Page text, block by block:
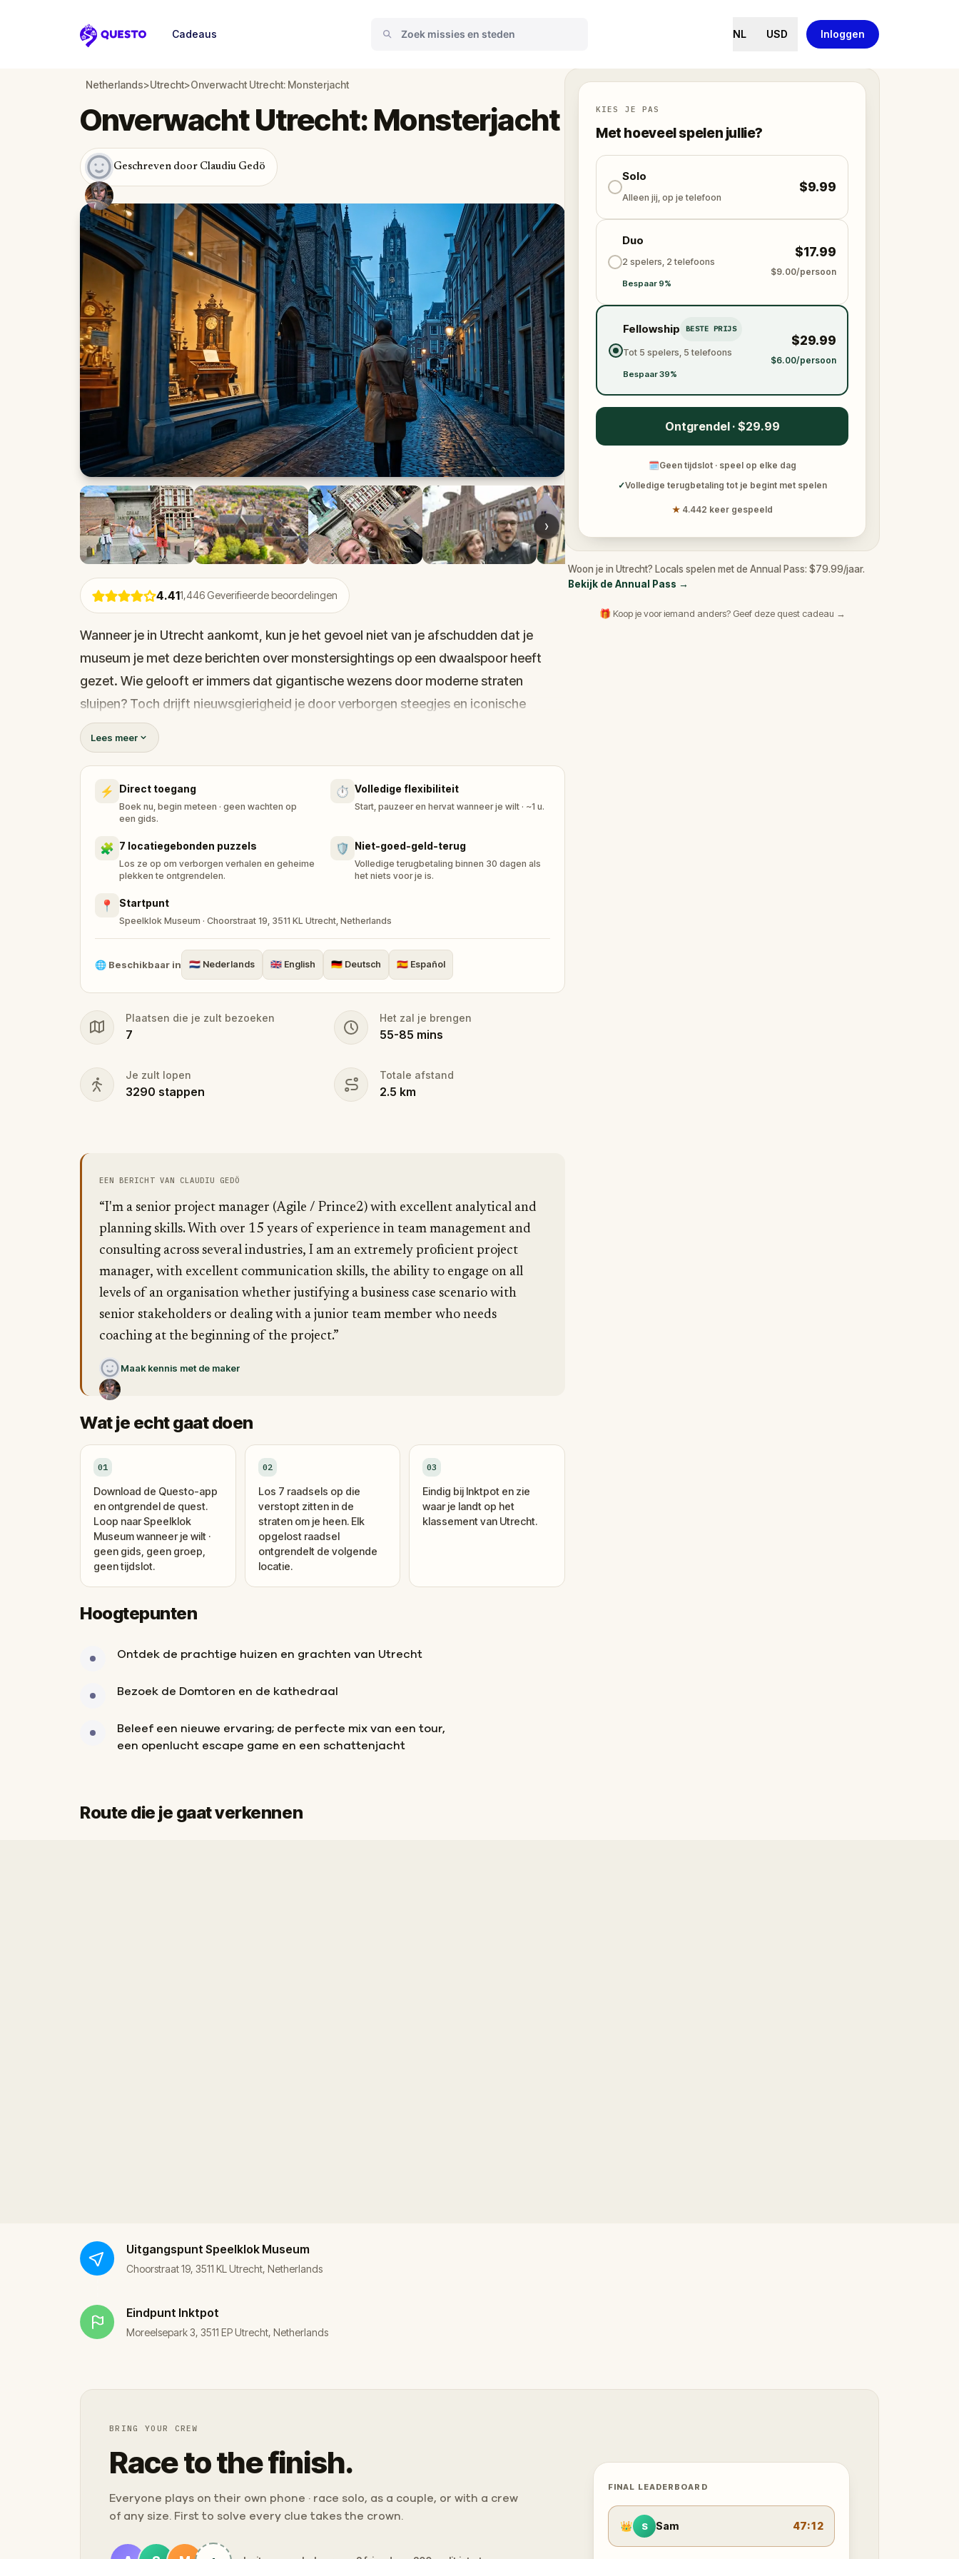
Questo
Cadeaus NL USD Inloggen
Netherlands>Utrecht>Onverwacht Utrecht: Monsterjacht
›
4.411,446Geverifieerde beoordelingen
Onverwacht Utrecht: Monsterjacht
Geschreven door Claudiu Gedö
Wanneer je in Utrecht aankomt, kun je het gevoel niet van je afschudden dat je
museum je met deze berichten over monstersightings op een dwaalspoor heeft
gezet. Wie gelooft er immers dat gigantische wezens door moderne straten
sluipen? Toch drijft nieuwsgierigheid je door verborgen steegjes en iconische
bezienswaardigheden, terwijl je cryptische aanwijzingen volgt die nieuwe
ontdekkingen beloven.
Deze quest combineert een gezonde wandeling met puzzels in de echte wereld en
moedigt je aan om vaak overgeslagen plekken te verkennen. Neem vrienden of
familie mee om samen te lachen, lokale geheimen te ontrafelen en blijvende
herinneringen te creëren. Elk raadsel voert je dieper de kolkende legendes in, test je
scherpzinnigheid en daagt je uit om de waarheid te onthullen: zijn deze
waarnemingen nep, of herbergt Utrecht stiekem iets wat de verbeelding te boven
gaat?
verhaal kunt doordringen.
Lees meer
⚡ Direct toegang
Boek nu, begin meteen · geen wachten op
een gids.
⏱️ Volledige flexibiliteit
Start, pauzeer en hervat wanneer je wilt · ~1 u.
🧩 7 locatiegebonden puzzels
Los ze op om verborgen verhalen en geheime
plekken te ontgrendelen.
🛡️ Niet-goed-geld-terug
Volledige terugbetaling binnen 30 dagen als
het niets voor je is.
📍 Startpunt
Speelklok Museum · Choorstraat 19, 3511 KL Utrecht, Netherlands
🌐 Beschikbaar in 🇳🇱 Nederlands 🇬🇧 English 🇩🇪 Deutsch 🇪🇸 Español
Plaatsen die je zult bezoeken
7
Het zal je brengen
55-85 mins
Je zult lopen
3290 stappen
Totale afstand
2.5 km
EEN BERICHT VAN CLAUDIU GEDÖ
“I'm a senior project manager (Agile / Prince2) with excellent analytical and
planning skills. With over 15 years of experience in team management and
consulting across several industries, I am an extremely proficient project
manager, with excellent communication skills, the ability to engage on all
levels of an organisation whether justifying a business case scenario with
senior stakeholders or dealing with a junior team member who needs
coaching at the beginning of the project.”
Maak kennis met de maker
Wat je echt gaat doen
01
Download de Questo-app
en ontgrendel de quest.
Loop naar Speelklok
Museum wanneer je wilt ·
geen gids, geen groep,
geen tijdslot.
02
Los 7 raadsels op die
verstopt zitten in de
straten om je heen. Elk
opgelost raadsel
ontgrendelt de volgende
locatie.
03
Eindig bij Inktpot en zie
waar je landt op het
klassement van Utrecht.
Hoogtepunten
Ontdek de prachtige huizen en grachten van Utrecht
Bezoek de Domtoren en de kathedraal
Beleef een nieuwe ervaring; de perfecte mix van een tour,
een openlucht escape game en een schattenjacht
KIES JE PAS
Met hoeveel spelen jullie?
Solo
Alleen jij, op je telefoon
$9.99
Duo
2 spelers, 2 telefoons
Bespaar 9%
$17.99
$9.00/persoon
Fellowship BESTE PRIJS
Tot 5 spelers, 5 telefoons
Bespaar 39%
$29.99
$6.00/persoon
Ontgrendel · $29.99
🗓Geen tijdslot · speel op elke dag
✓Volledige terugbetaling tot je begint met spelen
★ 4.442 keer gespeeld
Woon je in Utrecht? Locals spelen met de Annual Pass: $79.99/jaar.
Bekijk de Annual Pass →
🎁 Koop je voor iemand anders? Geef deze quest cadeau →
Route die je gaat verkennen
Uitgangspunt Speelklok Museum
Choorstraat 19, 3511 KL Utrecht, Netherlands
Eindpunt Inktpot
Moreelsepark 3, 3511 EP Utrecht, Netherlands
BRING YOUR CREW
Race to the finish.
Everyone plays on their own phone · race solo, as a couple, or with a crew
of any size. First to solve every clue takes the crown.
FINAL LEADERBOARD
👑 S Sam 47:12